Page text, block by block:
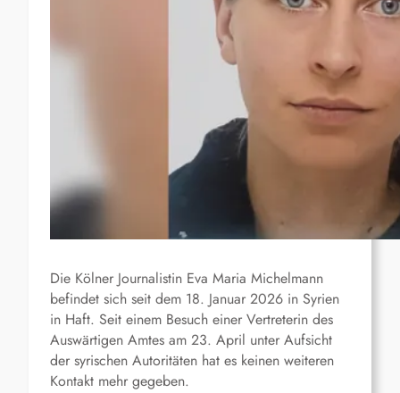
Die Kölner Journalistin Eva Maria Michelmann
befindet sich seit dem 18. Januar 2026 in Syrien
in Haft. Seit einem Besuch einer Vertreterin des
Auswärtigen Amtes am 23. April unter Aufsicht
der syrischen Autoritäten hat es keinen weiteren
Kontakt mehr gegeben.